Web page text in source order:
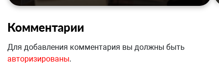
Комментарии
Для добавления комментария вы должны быть
авторизированы.